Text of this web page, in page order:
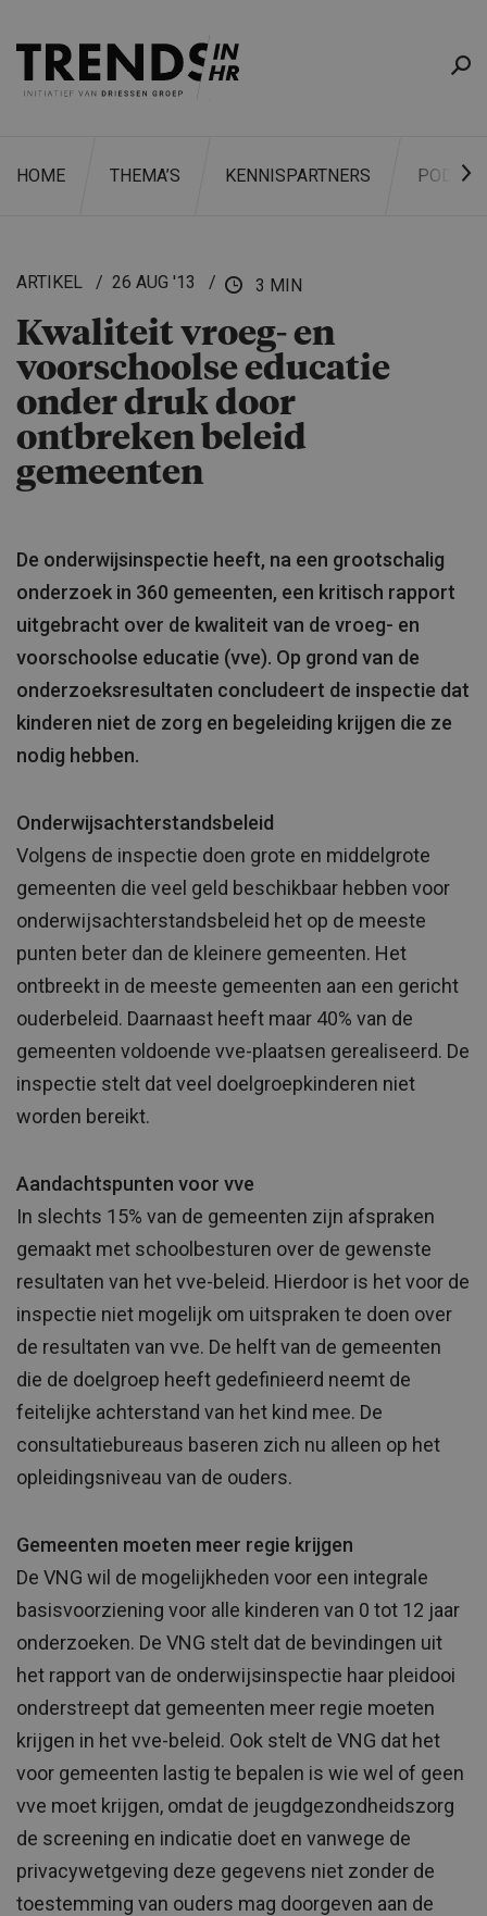
HOME THEMA’S KENNISPARTNERS
ARTIKEL 26 AUG '13 3 MIN
Kwaliteit vroeg- en
voorschoolse educatie
onder druk door
ontbreken beleid
gemeenten
De onderwijsinspectie heeft, na een grootschalig
onderzoek in 360 gemeenten, een kritisch rapport
uitgebracht over de kwaliteit van de vroeg- en
voorschoolse educatie (vve). Op grond van de
onderzoeksresultaten concludeert de inspectie dat
kinderen niet de zorg en begeleiding krijgen die ze
nodig hebben.
Onderwijsachterstandsbeleid
Volgens de inspectie doen grote en middelgrote
gemeenten die veel geld beschikbaar hebben voor
onderwijsachterstandsbeleid het op de meeste
punten beter dan de kleinere gemeenten. Het
ontbreekt in de meeste gemeenten aan een gericht
ouderbeleid. Daarnaast heeft maar 40% van de
gemeenten voldoende vve-plaatsen gerealiseerd. De
inspectie stelt dat veel doelgroepkinderen niet
worden bereikt.
Aandachtspunten voor vve
In slechts 15% van de gemeenten zijn afspraken
gemaakt met schoolbesturen over de gewenste
resultaten van het vve-beleid. Hierdoor is het voor de
inspectie niet mogelijk om uitspraken te doen over
de resultaten van vve. De helft van de gemeenten
die de doelgroep heeft gedefinieerd neemt de
feitelijke achterstand van het kind mee. De
consultatiebureaus baseren zich nu alleen op het
opleidingsniveau van de ouders.
Gemeenten moeten meer regie krijgen
De VNG wil de mogelijkheden voor een integrale
basisvoorziening voor alle kinderen van 0 tot 12 jaar
onderzoeken. De VNG stelt dat de bevindingen uit
het rapport van de onderwijsinspectie haar pleidooi
onderstreept dat gemeenten meer regie moeten
krijgen in het vve-beleid. Ook stelt de VNG dat het
voor gemeenten lastig te bepalen is wie wel of geen
vve moet krijgen, omdat de jeugdgezondheidszorg
de screening en indicatie doet en vanwege de
privacywetgeving deze gegevens niet zonder de
toestemming van ouders mag doorgeven aan de